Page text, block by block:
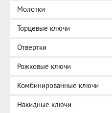
Молотки
Торцевые ключи
Отвертки
Рожковые ключи
Комбинированные ключи
Накидные ключи